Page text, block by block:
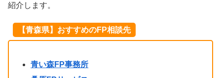
紹介します。
【青森県】おすすめのFP相談先
青い森FP事務所